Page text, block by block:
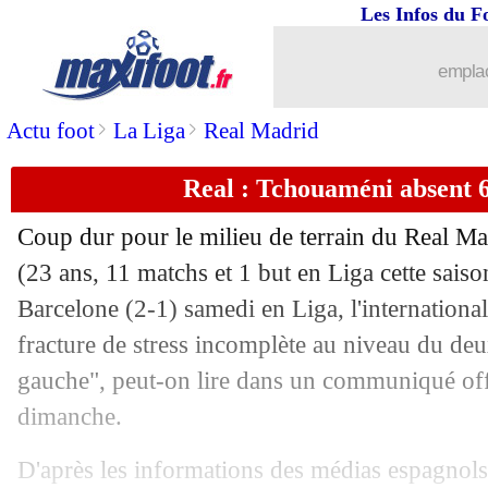
Actu foot> La Liga> Real Madrid
Les Infos du
Real : Tchouaméni absent
Coup dur pour le milieu de terrain du Real
(23 ans, 11 matchs et 1 but en Liga cette
Barcelone (2-1) samedi en Liga,
fracture de stress incomplète au niveau du
gauche", peut-on lire dans un communiqué
dimanche.
D'après les informations des médias
Brest: la frustration de Chardonnet
29/10 PSG: Hernandez a aimé le caractère
: Brest 2-3 Paris SG (fini)
29/10 Milan: Pioli attend plus d'Hernandez
29/10 Lille : Fonseca s'explique pour
29/10 L1 : Metz-Le Havre, les compos
29/10 L1: Lille-Monaco, les compos
L1 : Montpellier-Toulouse, les compos